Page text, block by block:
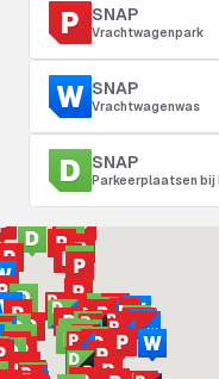
SNAP
Vrachtwagenpark
SNAP
Vrachtwagenwas
SNAP
Parkeerplaatsen